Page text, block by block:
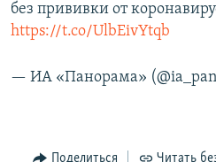
без прививки от
https://t.co/UlbEivYtqb
— ИА «Панорама»
Поделиться Читать